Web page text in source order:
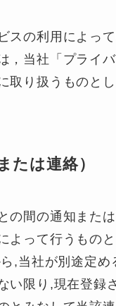
スの利用によっ
，当社「プライ
取り扱うものとし
たは連絡）
の間の通知また
よって行うもの
,当社が別途定め
い限り,現在登録